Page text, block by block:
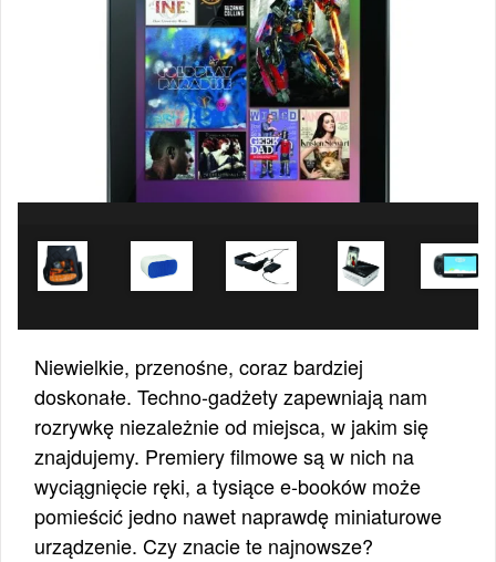
Niewielkie, przenośne, coraz bardziej
doskonałe. Techno-gadżety zapewniają nam
rozrywkę niezależnie od miejsca, w jakim się
znajdujemy. Premiery filmowe są w nich na
wyciągnięcie ręki, a tysiące e-booków może
pomieścić jedno nawet naprawdę miniaturowe
urządzenie. Czy znacie te najnowsze?